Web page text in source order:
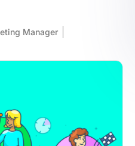
Manager